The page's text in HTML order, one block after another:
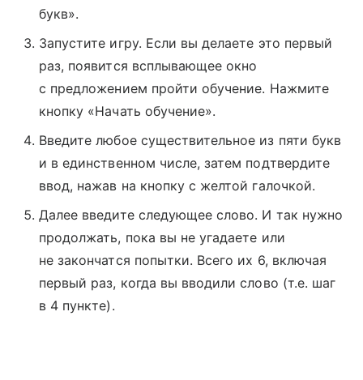
букв».
Запустите игру. Если вы делаете это первый
раз, появится всплывающее окно
с предложением пройти обучение. Нажмите
кнопку «Начать обучение».
Введите любое существительное из пяти букв
и в единственном числе, затем подтвердите
ввод, нажав на кнопку с желтой галочкой.
Далее введите следующее слово. И так нужно
продолжать, пока вы не угадаете или
не закончатся попытки. Всего их 6, включая
первый раз, когда вы вводили слово (т.е. шаг
в 4 пункте).